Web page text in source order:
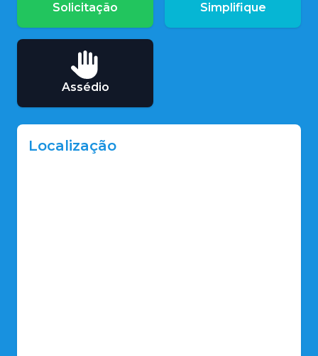
Solicitação Simplifique
Assédio
Localização